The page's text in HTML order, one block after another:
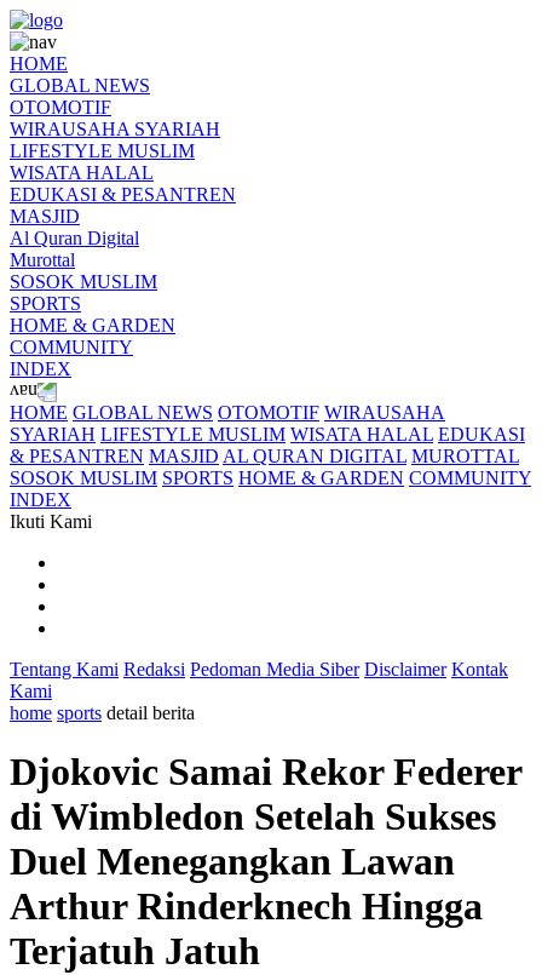
HOME
GLOBAL NEWS
OTOMOTIF
WIRAUSAHA SYARIAH
LIFESTYLE MUSLIM
WISATA HALAL
EDUKASI & PESANTREN
MASJID
Al Quran Digital
Murottal
SOSOK MUSLIM
SPORTS
HOME & GARDEN
COMMUNITY
INDEX
HOME GLOBAL NEWS OTOMOTIF WIRAUSAHA
SYARIAH LIFESTYLE MUSLIM WISATA HALAL EDUKASI
& PESANTREN MASJID AL QURAN DIGITAL MUROTTAL
SOSOK MUSLIM SPORTS HOME & GARDEN COMMUNITY
INDEX
Ikuti Kami
Tentang Kami Redaksi Pedoman Media Siber Disclaimer Kontak
Kami
home sports detail berita
Djokovic Samai Rekor Federer
di Wimbledon Setelah Sukses
Duel Menegangkan Lawan
Arthur Rinderknech Hingga
Terjatuh Jatuh